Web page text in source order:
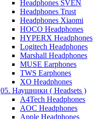
Headphones SVEN
Headphones Trust
Headphones Xiaomi
HOCO Headphones
HYPERX Headphones
Logitech Headphones
Marshall Headphones
MUSE Earphones
TWS Earphones
XO Headphones
05. Наушники ( Headsets )
A4Tech Headphones
AOC Headphones
Apple Headphones